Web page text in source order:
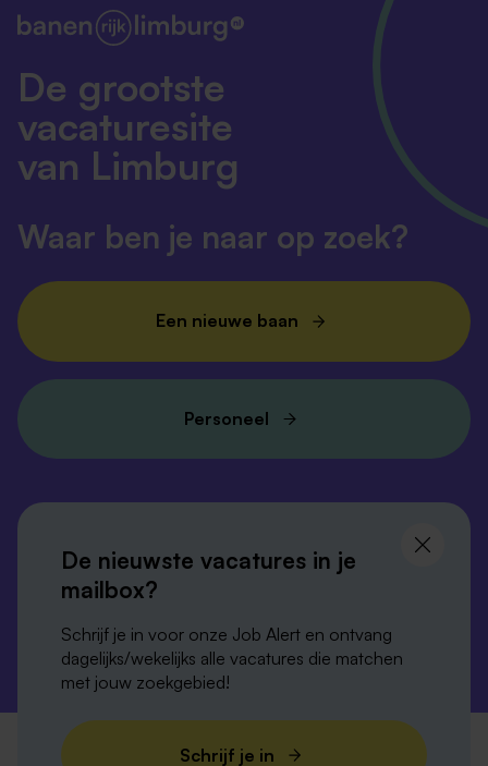
De grootste
vacaturesite
van Limburg
Waar ben je naar op zoek?
Een nieuwe baan
Personeel
blijf op de hoogte
Privacy-verklaring Disclaimer
Cookies
De nieuwste vacatures in je
mailbox?
Schrijf je in voor onze Job Alert en ontvang
dagelijks/wekelijks alle vacatures die matchen
met jouw zoekgebied!
Schrijf je in